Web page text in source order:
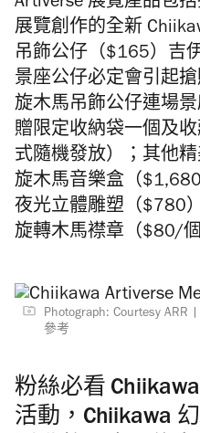
Artiverse 展覽產品包
展覽創作的全新
吊飾公仔（$165）吉
景座公仔必定會引起
旋木⾺吊飾公仔連場
贈限定收納袋一個及
式隨機發放）；其他
旋木⾺⾳樂盒（
夜光立體雕塑（$780
旋轉木馬襟章（$80/
Photograph: Courtesy ARR
參考
粉絲必看
活動，Chiikawa